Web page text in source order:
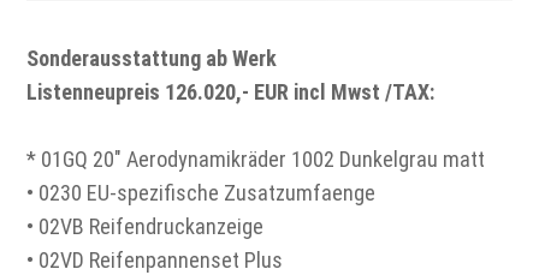
Sonderausstattung ab Werk
Listenneupreis 126.020,- EUR incl Mwst /TAX:
* 01GQ 20" Aerodynamikräder 1002 Dunkelgrau matt
• 0230 EU-spezifische Zusatzumfaenge
• 02VB Reifendruckanzeige
• 02VD Reifenpannenset Plus